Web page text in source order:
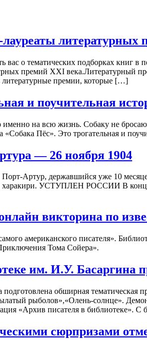
литературных
о тематических подборках книг
премий XXI века.Литературный
литературные премии, которые […]
и поучительная
на всю жизнь. Собаку не
Пёс». Это трогательная и
— 26 ноября 1904
Порт-Артур, державшийся уже 10
УСТУПЛЕН РОССИИ В конце
викторина по
американского писателя».
Тома Сойера».
им. И.У. Басаргина
обширная
рыболов»,«Олень-солнце».
«Архив писателя в библиотеке».
сюрпризами